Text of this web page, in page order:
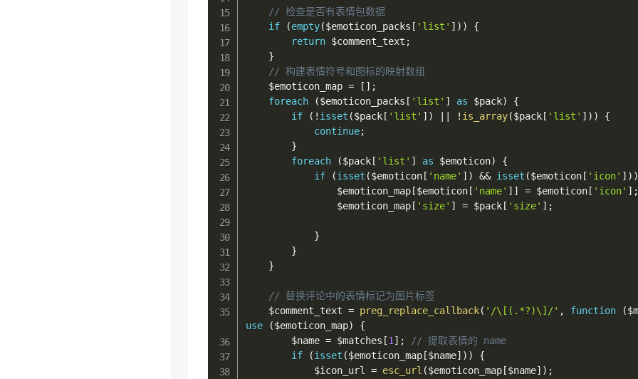
// 检查是否有表情包数据
if
(empty($emoticon_packs [ 'list' ] ) )
{
return $comment_text ;
}
// 构建表情符号和图标的映射数组
$emoticon_map = [ ] ;
foreach
($emoticon_packs [ 'list' ] as $pack)
{
if
( ! isset ($pack [ 'list' ] ) ! is_array($pack [ 'list' ] ) )
{
continue;
}
foreach
($pack [ 'list' ] as $emoticon)
{
if
(isset ($emoticon [ 'name' ] ) && isset ($emoticon [ 'icon' ] ) )
$emoticon_map [$emoticon [ 'name' ] ] = $emoticon [ 'icon' ] ;
$emoticon_map [ 'size' ] = $pack [ 'size' ] ;
}
}
}
// 替换评论中的表情标记为图片标签
$comment_text = preg_replace_callback( '/\[(.*?)\]/' , function (
use
($emoticon_map)
{
$name = $matches [1] ;
// 提取表情的 name
if
(isset ($emoticon_map [$name] ) )
{
$icon_url = esc_url ($emoticon_map [$name] ) ;